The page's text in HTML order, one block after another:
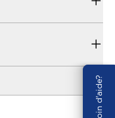
Besoin d'aide?